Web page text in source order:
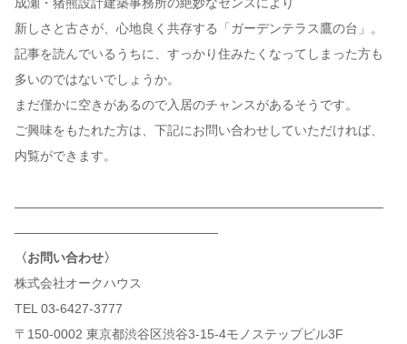
成瀬・猪熊設計建築事務所の絶妙なセンスにより
新しさと古さが、心地良く共存する「ガーデンテラス鷹の台」。
記事を読んでいるうちに、すっかり住みたくなってしまった方も
多いのではないでしょうか。
まだ僅かに空きがあるので入居のチャンスがあるそうです。
ご興味をもたれた方は、下記にお問い合わせしていただければ、
内覧ができます。
—————————————————————————————
————————————————
〈お問い合わせ〉
株式会社オークハウス
TEL 03-6427-3777
〒150-0002 東京都渋谷区渋谷3-15-4モノステップビル3F